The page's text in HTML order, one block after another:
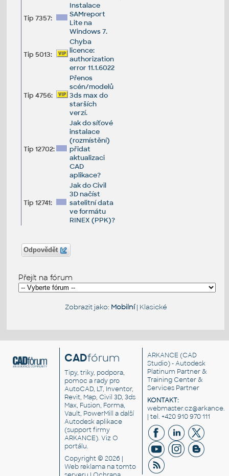
Tip 7357:
Instalace
SAMreport
Lite na
Windows 7.
Tip 5013:
Chyba
licence:
authorization
error 11.1.6022
Tip 4756:
Přenos
scén/modelů
3ds max do
starších
verzí.
Tip 12702:
Jak do síťové
instalace
(rozmístění)
přidat
aktualizaci
CAD
aplikace?
Tip 12741:
Jak do Civil
3D načíst
satelitní data
ve formátu
RINEX (PPK)?
Odpovědět
Přejít na fórum
Zobrazit jako: Mobilní| Klasické
CADfórum
Tipy, triky, podpora,
pomoc a rady pro
AutoCAD, LT, Inventor,
Revit, Map, Civil 3D, 3ds
Max, Fusion, Forma,
Vault, PowerMill a další
Autodesk aplikace
(support firmy
ARKANCE). VizO
portálu.
Copyright © 2026 |
Web reklama na tomto
ARKANCE (CAD
Studio) - Autodesk
Platinum Partner &
Training Center &
Services Partner
KONTAKT:
| tel. +420 910 970 111